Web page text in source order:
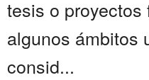
tesis o proyectos
algunos ámbitos
consid...